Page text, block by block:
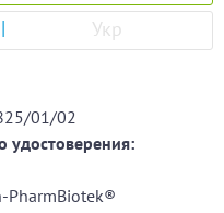
Укр
01/02
удостоверения:
PharmBiotek®